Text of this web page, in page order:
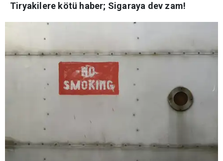
Tiryakilere kötü haber; Sigaraya dev zam!